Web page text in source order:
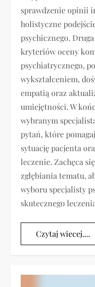
sprawdzenie opinii
holistyczne
psychicznego.
kryteriów oceny
psychiatrycznego,
wykształceniem,
empatią oraz
umiejętności. W
wybranym
pytań, które
sytuację pacjenta
leczenie. Zachęca
zgłębiania tematu,
wyboru specjalisty
skutecznego
Czytaj wiecej....